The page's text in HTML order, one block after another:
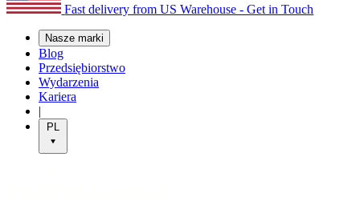
Fast delivery from US Warehouse - Get in Touch
Nasze marki
Blog
Przedsiębiorstwo
Wydarzenia
Kariera
|
PL